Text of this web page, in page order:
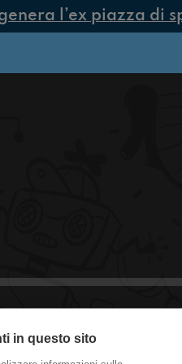
l’ex piazza di
in questo sito